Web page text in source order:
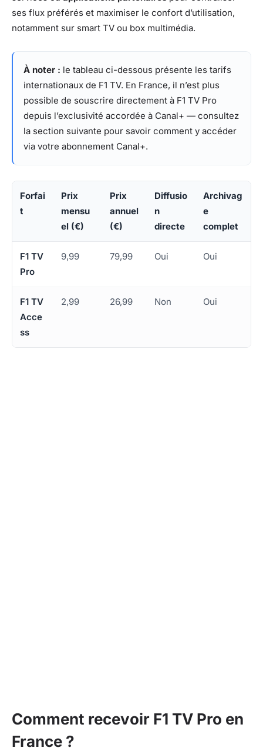
ses flux préférés et maximiser le confort d’utilisation,
notamment sur smart TV ou box multimédia.
À noter : le tableau ci-dessous présente les tarifs
internationaux de F1 TV. En France, il n’est plus
possible de souscrire directement à F1 TV Pro
depuis l’exclusivité accordée à Canal+ — consultez
la section suivante pour savoir comment y accéder
via votre abonnement Canal+.
Forfai
t
Prix
mensu
el (€)
Prix
annuel
(€)
Diffusio
n
directe
Archivag
e
complet
F1 TV
Pro
9,99 79,99 Oui Oui
F1 TV
Acce
ss
2,99 26,99 Non Oui
Comment recevoir F1 TV Pro en
France ?